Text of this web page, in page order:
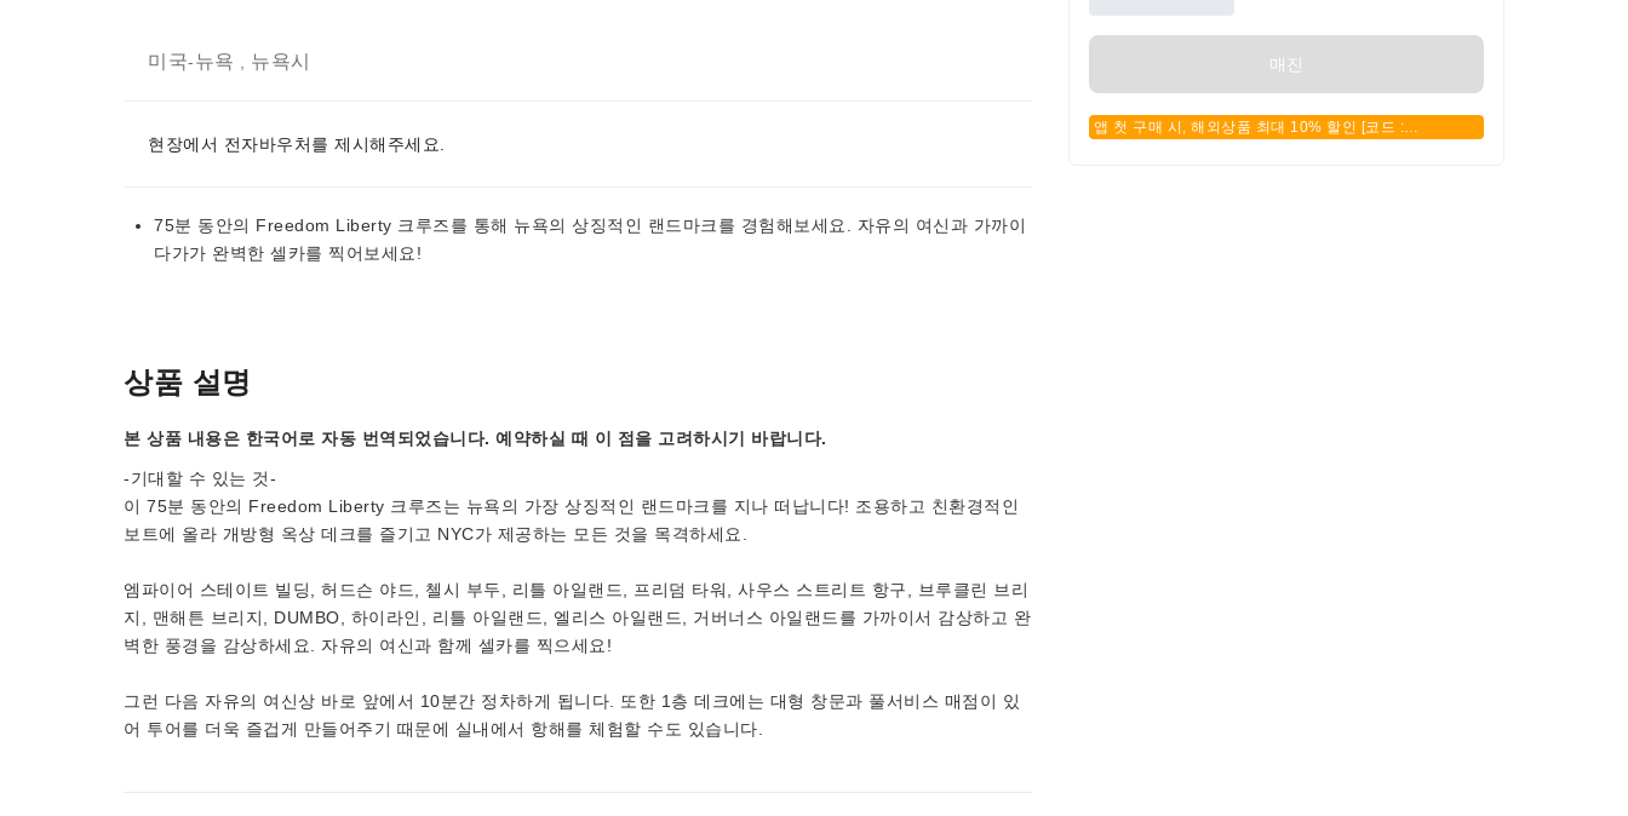
미국-뉴욕 뉴욕시
현장에서 전자바우처를 제시해주세요.
75분 동안의 Freedom Liberty 크루즈를 통해 뉴욕의 상징적인 랜드마크를 경험해보세요. 자유의 여신과 가까이
다가가 완벽한 셀카를 찍어보세요!
매진
앱 첫 구매 시, 해외상품 최대 10% 할인 [코드 :
상품 설명
본 상품 내용은 한국어로 자동 번역되었습니다. 예약하실 때 이 점을 고려하시기 바랍니다.
-기대할 수 있는 것-
이 75분 동안의 Freedom Liberty 크루즈는 뉴욕의 가장 상징적인 랜드마크를 지나 떠납니다! 조용하고 친환경적인
보트에 올라 개방형 옥상 데크를 즐기고 NYC가 제공하는 모든 것을 목격하세요.
엠파이어 스테이트 빌딩, 허드슨 야드, 첼시 부두, 리틀 아일랜드, 프리덤 타워, 사우스 스트리트 항구, 브루클린 브리
지, 맨해튼 브리지, DUMBO, 하이라인, 리틀 아일랜드, 엘리스 아일랜드, 거버너스 아일랜드를 가까이서 감상하고 완
벽한 풍경을 감상하세요. 자유의 여신과 함께 셀카를 찍으세요!
그런 다음 자유의 여신상 바로 앞에서 10분간 정차하게 됩니다. 또한 1층 데크에는 대형 창문과 풀서비스 매점이 있
어 투어를 더욱 즐겁게 만들어주기 때문에 실내에서 항해를 체험할 수도 있습니다.